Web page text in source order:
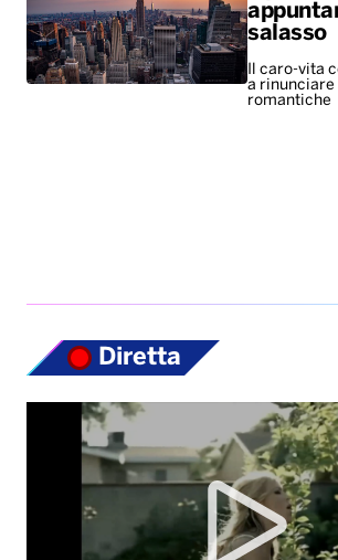
salasso
Il caro-vita
a rinunciare
romantiche
Diretta